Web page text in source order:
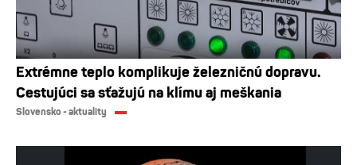
Extrémne teplo komplikuje železničnú dopravu.
Cestujúci sa sťažujú na klímu aj meškania
Slovensko - aktuality